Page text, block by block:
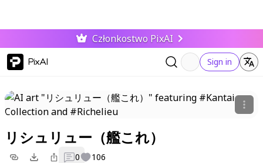
Członkostwo PixAI
PixAI Sign in
リシュリュー（艦これ）
0 106